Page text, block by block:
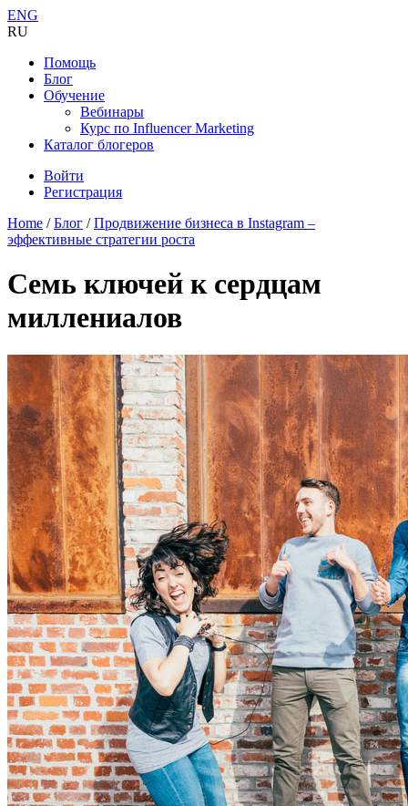
ENG
RU
Помощь
Блог
Обучение
Вебинары
Курс по Influencer Marketing
Каталог блогеров
Войти
Регистрация
Home /Блог /Продвижение бизнеса в Instagram –
эффективные стратегии роста
Семь ключей к сердцам
миллениалов